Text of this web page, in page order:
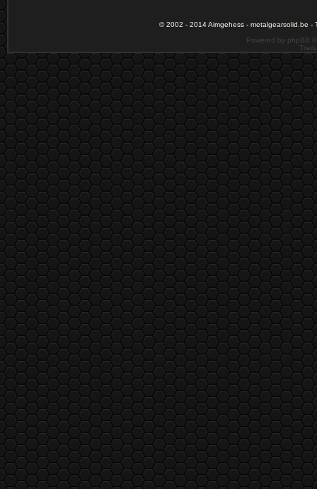
© 2002 - 2014 Aimgehess - metalgearsolid.be -
Powered by phpBB